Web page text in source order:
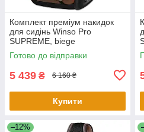
Комплект преміум накидок
для сидінь Winso Pro
SUPREME, biege
Готово до відправки
5 439 ₴ 6 160 ₴
Купити
–12%